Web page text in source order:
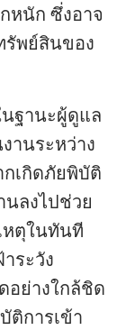
หนัก ซึ่งอาจ
รัพย์สินของ
นฐานะผู้ดูแล
านระหว่าง
เกิดภัยพิบัติ
ลงไปช่วย
หตุในทันที
ระวัง
ย่างใกล้ชิด
ติการเข้า